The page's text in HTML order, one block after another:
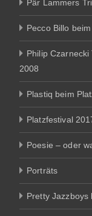
Pär Lammers
Pecco Billo
Philip
2008
Plastiq beim
Platzfestival
Poesie – oder
Porträts
Pretty Jazzboys